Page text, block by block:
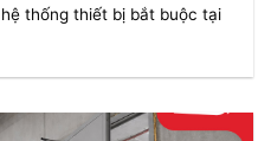
thống thiết bị bắt buộc tại